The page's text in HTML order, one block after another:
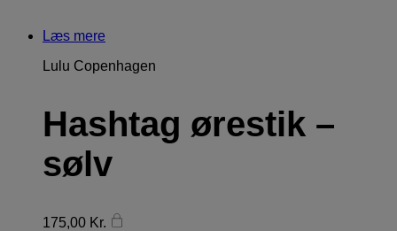
Læs mere
Lulu Copenhagen
Hashtag ørestik –
sølv
175,00 Kr.